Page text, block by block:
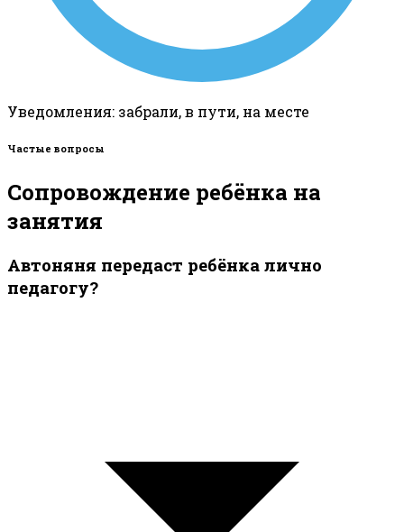
Уведомления: забрали, в пути, на месте
Частые вопросы
Сопровождение ребёнка на
занятия
Автоняня передаст ребёнка лично
педагогу?